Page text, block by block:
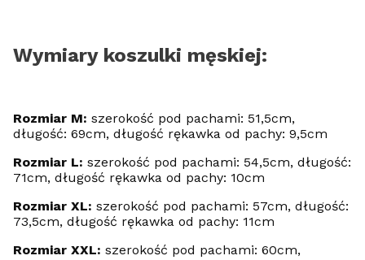
Wymiary koszulki męskiej:
Rozmiar M: szerokość pod pachami: 51,5cm,
długość: 69cm, długość rękawka od pachy: 9,5cm
Rozmiar L: szerokość pod pachami: 54,5cm, długość:
71cm, długość rękawka od pachy: 10cm
Rozmiar XL: szerokość pod pachami: 57cm, długość:
73,5cm, długość rękawka od pachy: 11cm
Rozmiar XXL: szerokość pod pachami: 60cm,